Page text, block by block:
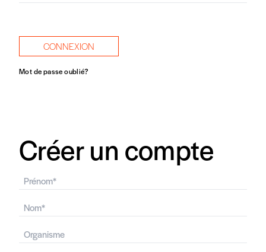
CONNEXION
Mot de passe oublié?
Créer un compte